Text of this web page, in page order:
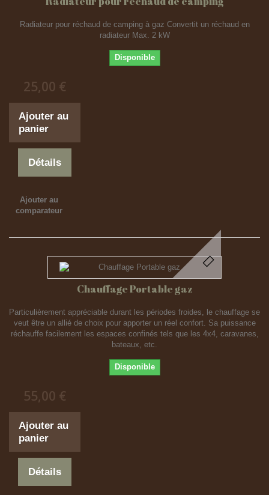
Radiateur pour réchaud de camping à gaz Convertit un réchaud en
radiateur Max. 2 kW
Disponible
25,00 €
Ajouter au
panier
Détails
Ajouter au
comparateur
Chauffage Portable gaz
Particulièrement appréciable durant les périodes froides, le chauffage se
veut être un allié de choix pour apporter un réel confort. Sa puissance
réchauffe facilement les espaces confinés tels que les 4x4, caravanes,
bateaux, etc.
Disponible
55,00 €
Ajouter au
panier
Détails